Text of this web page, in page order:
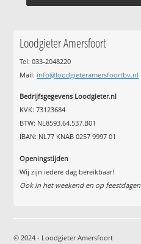
Loodgieter Amersfoort
Tel: 033-2048220
Mail: info@loodgieteramersfoortbv.nl
Bedrijfsgegevens Loodgieter.nl
KVK: 73123684
BTW: NL8593.64.537.B01
IBAN: NL77 KNAB 0257 9997 01
Openingstijden
Wij zijn iedere dag bereikbaar!
Ook in het weekend en op feestdagen
© 2024 - Loodgieter Amersfoort